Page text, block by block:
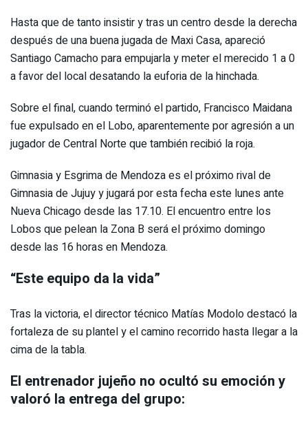
Hasta que de tanto insistir y tras un centro desde la derecha
después de una buena jugada de Maxi Casa, apareció
Santiago Camacho para empujarla y meter el merecido 1 a 0
a favor del local desatando la euforia de la hinchada.
Sobre el final, cuando terminó el partido, Francisco Maidana
fue expulsado en el Lobo, aparentemente por agresión a un
jugador de Central Norte que también recibió la roja.
Gimnasia y Esgrima de Mendoza es el próximo rival de
Gimnasia de Jujuy y jugará por esta fecha este lunes ante
Nueva Chicago desde las 17.10. El encuentro entre los
Lobos que pelean la Zona B será el próximo domingo
desde las 16 horas en Mendoza.
“Este equipo da la vida”
Tras la victoria, el director técnico Matías Modolo destacó la
fortaleza de su plantel y el camino recorrido hasta llegar a la
cima de la tabla.
El entrenador jujeño no ocultó su emoción y
valoró la entrega del grupo: